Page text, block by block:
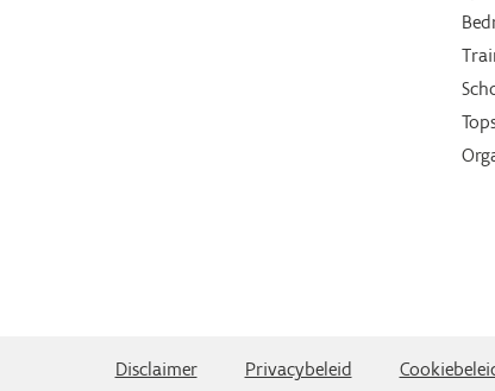
Disclaimer Privacybeleid